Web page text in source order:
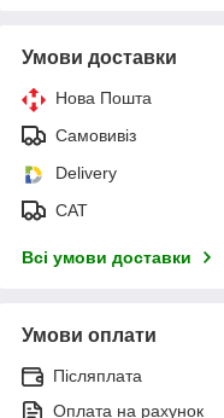
Умови доставки
Нова Пошта
Самовивіз
Delivery
САТ
Всі умови доставки
Умови оплати
Післяплата
Оплата на рахунок